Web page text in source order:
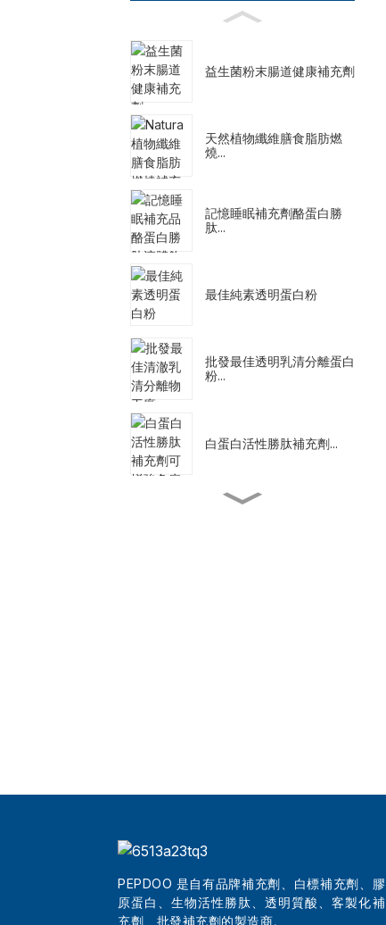
益生菌粉末腸道健康補充劑
天然植物纖維膳食脂肪燃
燒...
記憶睡眠補充劑酪蛋白勝
肽...
最佳純素透明蛋白粉
批發最佳透明乳清分離蛋白
粉...
白蛋白活性勝肽補充劑...
PEPDOO 是自有品牌補充劑、白標補充劑、膠
原蛋白、生物活性勝肽、透明質酸、客製化補
充劑、批發補充劑的製造商。